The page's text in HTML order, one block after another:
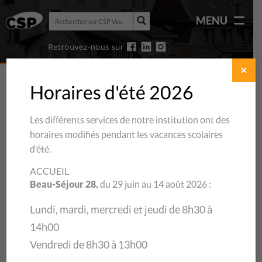
Rechercher
sur
CSP
Vaud
Rechercher
CSP
Vaud
MENU
27/02/2020
Horaires d'été 2026
Les différents services de notre institution ont des
horaires modifiés pendant les vacances scolaires
d’été.
ACCUEIL
Beau-Séjour 28,du 29 juin au 14 août 2026 :
Lundi, mardi, mercredi et jeudi de 8h30 à
14h00
Vendredi de 8h30 à 13h00
✕